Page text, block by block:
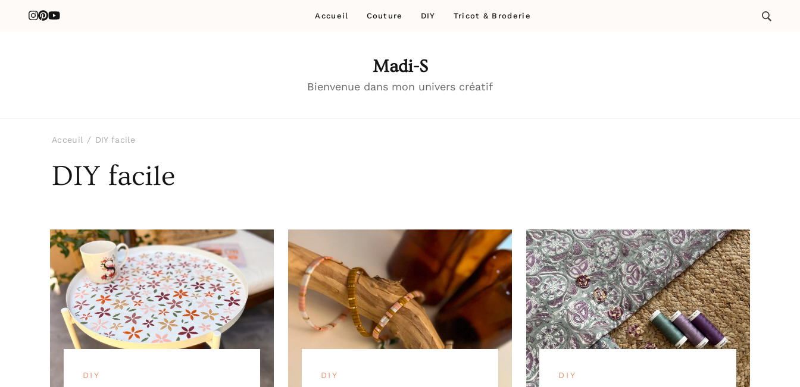
Accueil Couture DIY Tricot & Broderie
Madi-S
Bienvenue dans mon univers créatif
Acceuil DIY facile
DIY facile
DIY DIY DIY